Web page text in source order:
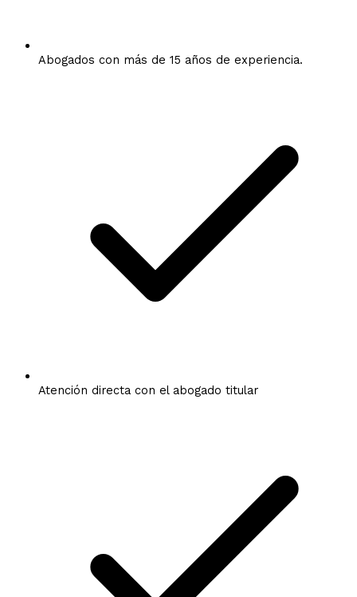
Abogados con más de 15 años de experiencia.
Atención directa con el abogado titular